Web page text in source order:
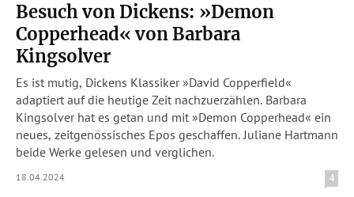
Besuch von Dickens: »Demon
Copperhead« von Barbara
Kingsolver
Es ist mutig, Dickens Klassiker »David Copperfield«
adaptiert auf die heutige Zeit nachzuerzählen. Barbara
Kingsolver hat es getan und mit »Demon Copperhead« ein
neues, zeitgenössisches Epos geschaffen. Juliane Hartmann
beide Werke gelesen und verglichen.
18.04.2024 4